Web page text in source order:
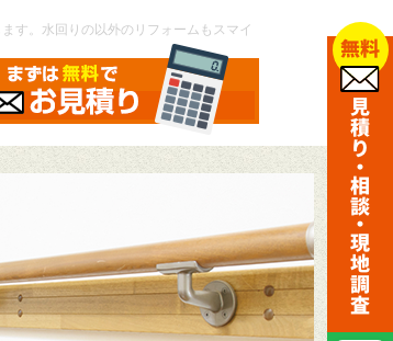
す。水回りの以外のリフォームもスマイ